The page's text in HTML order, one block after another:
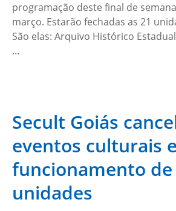
programação deste final de
março. Estarão fechadas as 21
São elas: Arquivo Histórico
…
Secult Goiás
eventos culturais
funcionamento de
unidades